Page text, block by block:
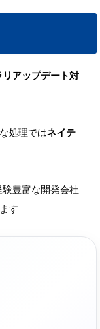
リアップデート対
処理ではネイテ
験豊富な開発会社
す